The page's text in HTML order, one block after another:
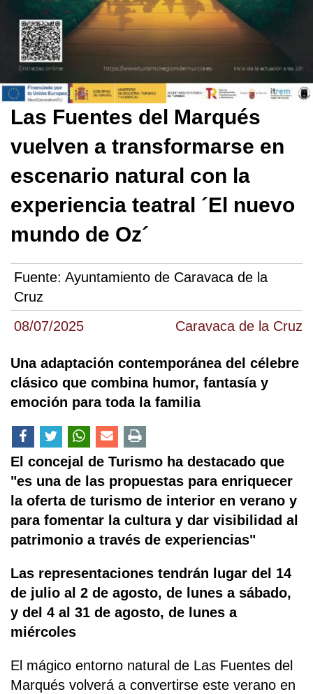
08/07/2025 Caravaca de la Cruz
Las Fuentes del Marqués
vuelven a transformarse en
escenario natural con la
experiencia teatral ´El nuevo
mundo de Oz´
Fuente: Ayuntamiento de Caravaca de la
Cruz
Una adaptación contemporánea del célebre
clásico que combina humor, fantasía y
emoción para toda la familia
El concejal de Turismo ha destacado que
"es una de las propuestas para enriquecer
la oferta de turismo de interior en verano y
para fomentar la cultura y dar visibilidad al
patrimonio a través de experiencias"
Las representaciones tendrán lugar del 14
de julio al 2 de agosto, de lunes a sábado,
y del 4 al 31 de agosto, de lunes a
miércoles
El mágico entorno natural de Las Fuentes del
Marqués volverá a convertirse este verano en